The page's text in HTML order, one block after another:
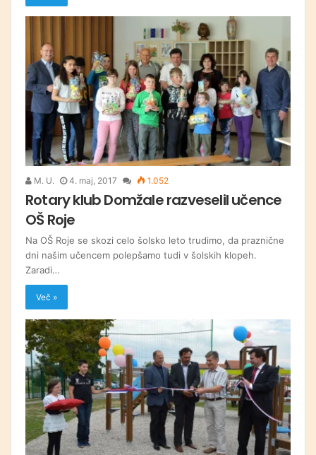
M. U. 4. maj, 2017 1.052
Rotary klub Domžale razveselil učence
OŠ Roje
Na OŠ Roje se skozi celo šolsko leto trudimo, da praznične
dni našim učencem polepšamo tudi v šolskih klopeh.
Zaradi…
Več »